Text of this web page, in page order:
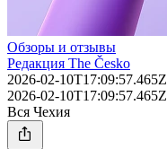
Обзоры и отзывы
Редакция The Česko
2026-02-10T17:09:57.465Z
2026-02-10T17:09:57.465Z
Вся Чехия